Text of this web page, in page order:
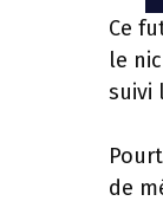
Ce
le
suivi
de